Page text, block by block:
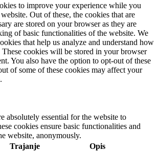
to improve your experience while you
Out of these, the cookies that are
are stored on your browser as they are
of basic functionalities of the website. We
that help us analyze and understand how
cookies will be stored in your browser
You also have the option to opt-out of these
of some of these cookies may affect your
absolutely essential for the website to
cookies ensure basic functionalities and
website, anonymously.
Trajanje Opis